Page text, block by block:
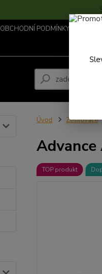
OBCHODNÍ PODMÍNKY ...
Úvod Zesilovače
TOP produkt